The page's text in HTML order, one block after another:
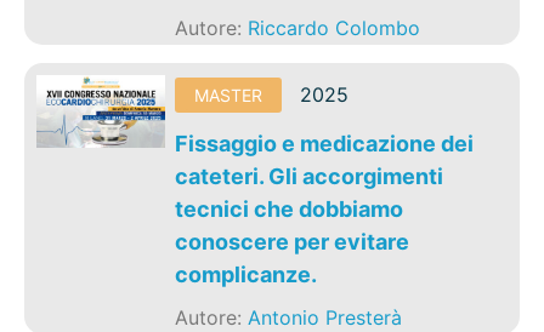
Autore: Riccardo Colombo
MASTER 2025
Fissaggio e medicazione dei
cateteri. Gli accorgimenti
tecnici che dobbiamo
conoscere per evitare
complicanze.
Autore:Antonio Presterà